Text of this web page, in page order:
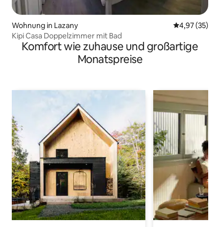
Wohnung in Lazany
4,97 (35)
Kipi Casa Doppelzimmer mit Bad
Komfort wie zuhause und großartige
Monatspreise